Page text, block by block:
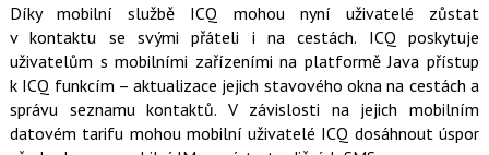
Díky mobilní službě ICQ mohou nyní uživatelé zůstat
v kontaktu se svými přáteli i na cestách. ICQ poskytuje
uživatelům s mobilními zařízeními na platformě Java přístup
k ICQ funkcím – aktualizace jejich stavového okna na cestách a
správu seznamu kontaktů. V závislosti na jejich mobilním
datovém tarifu mohou mobilní uživatelé ICQ dosáhnout úspor